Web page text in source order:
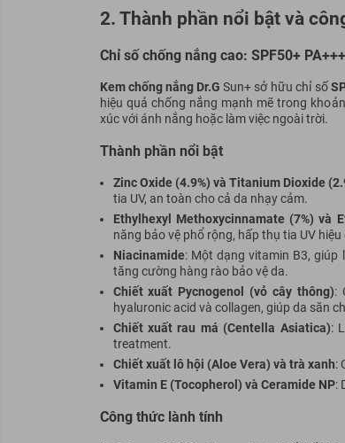
2. Thành phần nổi bật và
Chỉ số chống nắng cao: SPF50+ PA+++
Kem chống nắng Dr.G Sun+ sở hữu chỉ số
hiệu quả chống nắng mạnh mẽ trong
xúc với ánh nắng hoặc làm việc ngoài trời.
Thành phần nổi bật
Zinc Oxide (4.9%) và Titanium Dioxide
tia UV, an toàn cho cả da nhạy cảm.
Ethylhexyl Methoxycinnamate (7%) và
năng bảo vệ phổ rộng, hấp thụ tia UV hiệu
Niacinamide: Một dạng vitamin B3,
tăng cường hàng rào bảo vệ da.
Chiết xuất Pycnogenol (vỏ cây thông):
hyaluronic acid và collagen, giúp da săn
Chiết xuất rau má (Centella Asiatica):
treatment.
Chiết xuất lô hội (Aloe Vera) và trà xanh:
Vitamin E (Tocopherol) và Ceramide NP:
Công thức lành tính